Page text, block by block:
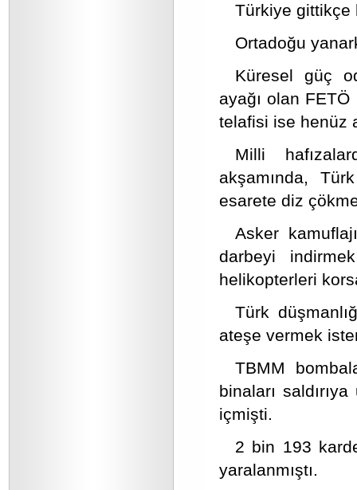
Türkiye gittikçe
Ortadoğu
Küresel güç
ayağı olan
telafisi ise henüz
Milli
akşamında,
esarete diz
Asker
darbeyi
helikopterleri
Türk
ateşe vermek
TBMM
binaları
içmişti.
2 bin 193
yaralanmıştı.